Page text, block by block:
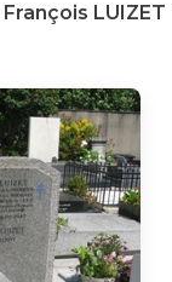
François LUIZET